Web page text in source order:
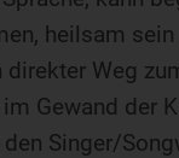
heilsam
direkter Weg
Gewand der
Singer/